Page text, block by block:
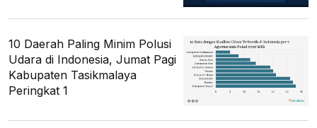
10 Daerah Paling Minim Polusi
Udara di Indonesia, Jumat Pagi
Kabupaten Tasikmalaya
Peringkat 1